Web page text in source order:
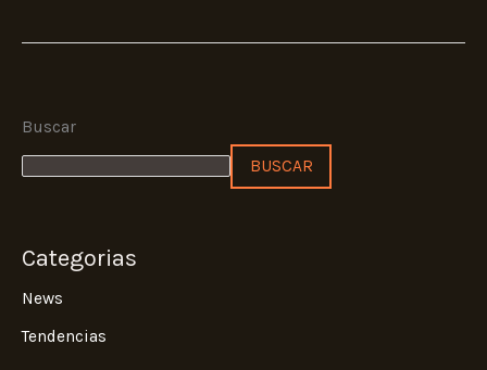
Buscar
BUSCAR
Categorias
News
Tendencias